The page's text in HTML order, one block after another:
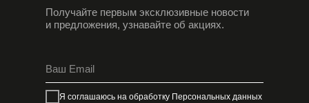
Получайте первым эксклюзивные новости
и предложения, узнавайте об акциях.
Я соглашаюсь на обработку Персональных данных